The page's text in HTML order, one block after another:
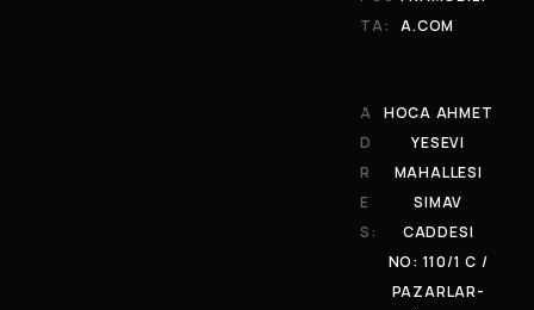
TA:
A.COM
A
D
R
E
S:
HOCA AHMET
YESEVI
MAHALLESI
SIMAV
CADDESI
NO: 110/1 C /
PAZARLAR-